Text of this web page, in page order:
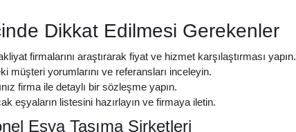
Dikkat Edilmesi Gerekenler
firmalarını araştırarak fiyat ve hizmet karşılaştırması yapın.
müşteri yorumlarını ve referansları inceleyin.
firma ile detaylı bir sözleşme yapın.
eşyaların listesini hazırlayın ve firmaya iletin.
Eşya Taşıma Şirketleri